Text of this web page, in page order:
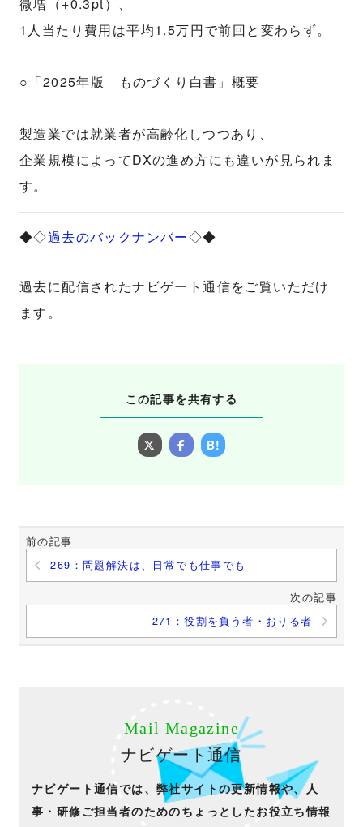
1人当たり費用は平均1.5万円で前回と変わらず。
○「2025年版 ものづくり白書」概要
製造業では就業者が高齢化しつつあり、
企業規模によってDXの進め方にも違いが見られま
す。
◆◇過去のバックナンバー◇◆
過去に配信されたナビゲート通信をご覧いただけ
ます。
この記事を共有する
B!
前の記事
269：問題解決は、日常でも仕事でも
次の記事
271：役割を負う者・おりる者
Mail Magazine
ナビゲート通信
ナビゲート通信では、弊社サイトの更新情報や、人
事・研修ご担当者のためのちょっとしたお役立ち情報